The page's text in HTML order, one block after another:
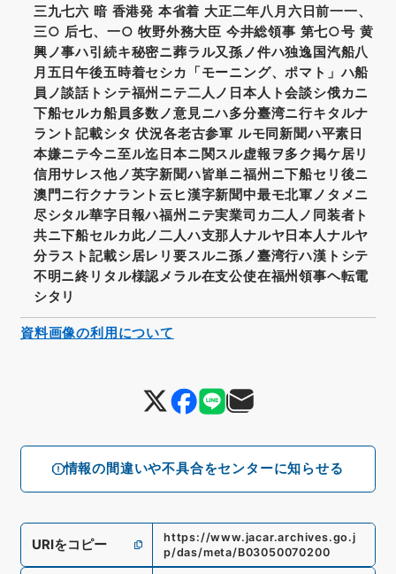
情報の間違いや不具合をセンターに知らせる
三九七六 暗 香港発 本省着 大正二年八月六日前一一、
三○ 后七、一○ 牧野外務大臣 今井総領事 第七○号 黄
興ノ事ハ引続キ秘密ニ葬ラル又孫ノ件ハ独逸国汽船八
月五日午後五時着セシカ「モーニング、ポマト」ハ船
員ノ談話トシテ福州ニテ二人ノ日本人ト会談シ俄カニ
下船セルカ船員多数ノ意見ニハ多分臺湾ニ行キタルナ
ラント記載シタ 伏況各老古参軍 ルモ同新聞ハ平素日
本嫌ニテ今ニ至ル迄日本ニ関スル虚報ヲ多ク掲ケ居リ
信用サレス他ノ英字新聞ハ皆単ニ福州ニ下船セリ後ニ
澳門ニ行クナラント云ヒ漢字新聞中最モ北軍ノタメニ
尽シタル華字日報ハ福州ニテ実業司カ二人ノ同装者ト
共ニ下船セルカ此ノ二人ハ支那人ナルヤ日本人ナルヤ
分ラスト記載シ居レリ要スルニ孫ノ臺湾行ハ漢トシテ
不明ニ終リタル様認メラル在支公使在福州領事ヘ転電
シタリ
URIをコピー
https://www.jacar.archives.go.j
p/das/meta/B03050070200
資料画像の利用について